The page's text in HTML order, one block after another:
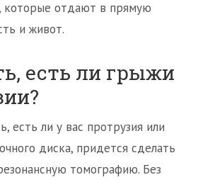
которые отдают в прямую
и живот.
есть ли грыжи
есть ли у вас протрузия или
диска, придется сделать
томографию. Без